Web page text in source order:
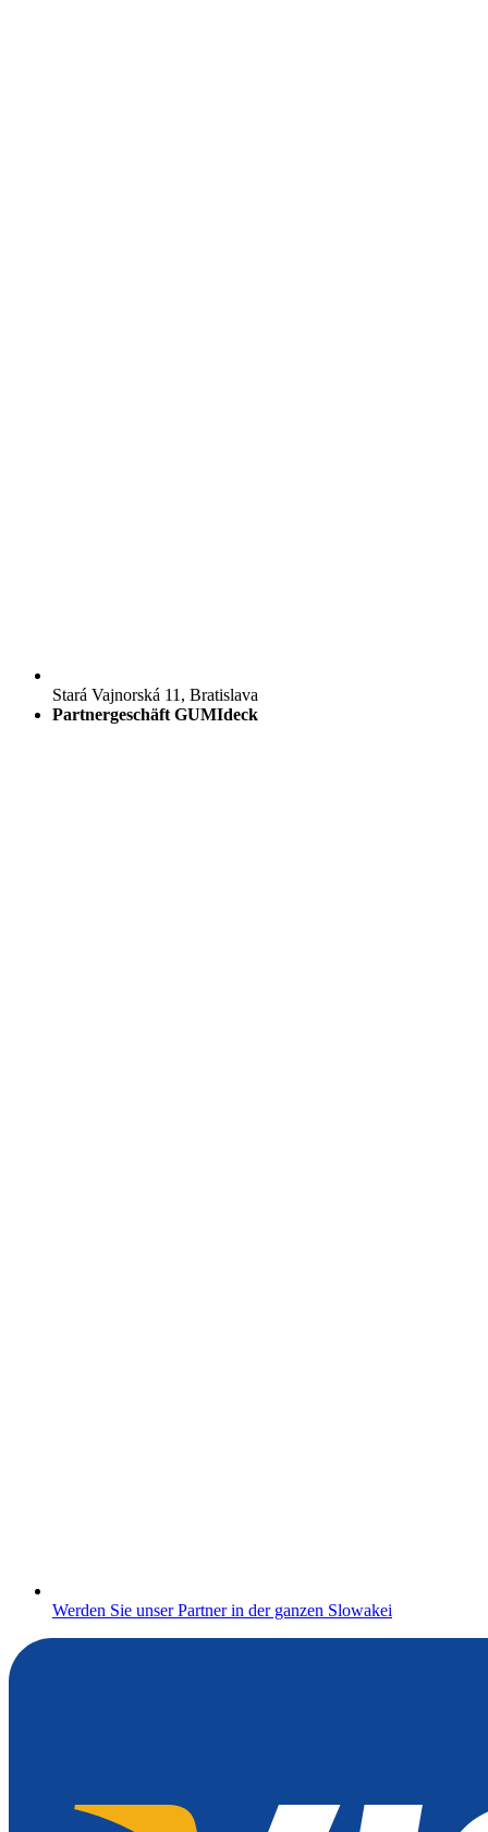
Stará Vajnorská 11, Bratislava
Partnergeschäft GUMIdeck
Werden Sie unser Partner in der ganzen Slowakei